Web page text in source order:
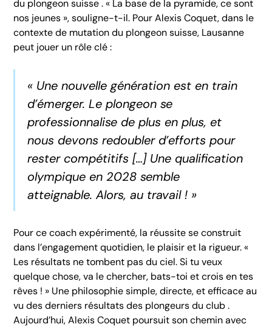
du plongeon suisse . « La base de la pyramide, ce sont
nos jeunes », souligne-t-il. Pour Alexis Coquet, dans le
contexte de mutation du plongeon suisse, Lausanne
peut jouer un rôle clé :
« Une nouvelle génération est en train
d’émerger. Le plongeon se
professionnalise de plus en plus, et
nous devons redoubler d’efforts pour
rester compétitifs […] Une qualification
olympique en 2028 semble
atteignable. Alors, au travail ! »
Pour ce coach expérimenté, la réussite se construit
dans l’engagement quotidien, le plaisir et la rigueur. «
Les résultats ne tombent pas du ciel. Si tu veux
quelque chose, va le chercher, bats-toi et crois en tes
rêves ! » Une philosophie simple, directe, et efficace au
vu des derniers résultats des plongeurs du club .
Aujourd’hui, Alexis Coquet poursuit son chemin avec